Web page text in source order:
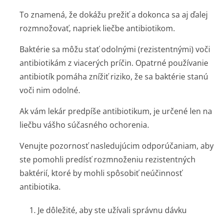
To znamená, že dokážu prežiť a dokonca sa aj ďalej
rozmnožovať, napriek liečbe antibiotikom.
Baktérie sa môžu stať odolnými (rezistentnými) voči
antibiotikám z viacerých príčin. Opatrné používanie
antibiotík pomáha znížiť riziko, že sa baktérie stanú
voči nim odolné.
Ak vám lekár predpíše antibiotikum, je určené len na
liečbu vášho súčasného ochorenia.
Venujte pozornosť nasledujúcim odporúčaniam, aby
ste pomohli predísť rozmnoženiu rezistentných
baktérií, ktoré by mohli spôsobiť neúčinnosť
antibiotika.
1. Je dôležité, aby ste užívali správnu dávku